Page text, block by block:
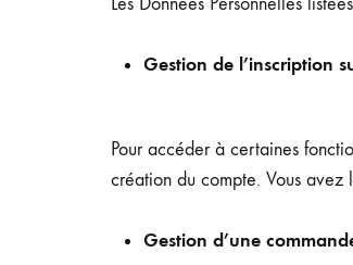
Gestion de l’inscription
Pour accéder à certaines
création du compte. Vous avez
Gestion d’une